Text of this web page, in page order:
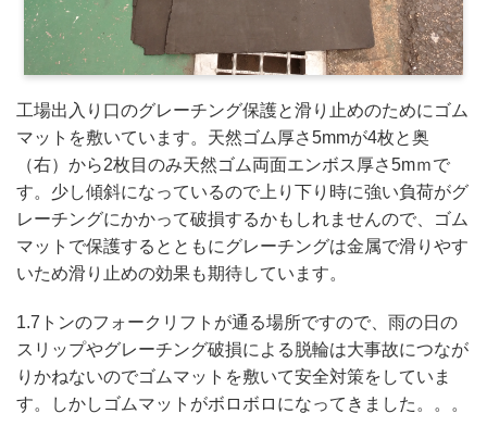
工場出入り口のグレーチング保護と滑り止めのためにゴム
マットを敷いています。天然ゴム厚さ5mmが4枚と奥
（右）から2枚目のみ天然ゴム両面エンボス厚さ5mｍで
す。少し傾斜になっているので上り下り時に強い負荷がグ
レーチングにかかって破損するかもしれませんので、ゴム
マットで保護するとともにグレーチングは金属で滑りやす
いため滑り止めの効果も期待しています。
1.7トンのフォークリフトが通る場所ですので、雨の日の
スリップやグレーチング破損による脱輪は大事故につなが
りかねないのでゴムマットを敷いて安全対策をしていま
す。しかしゴムマットがボロボロになってきました。。。